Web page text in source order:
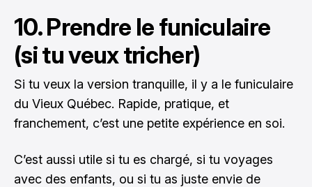
10. Prendre le funiculaire
(si tu veux tricher)
Si tu veux la version tranquille, il y a le funiculaire
du Vieux Québec. Rapide, pratique, et
franchement, c’est une petite expérience en soi.
C’est aussi utile si tu es chargé, si tu voyages
avec des enfants, ou si tu as juste envie de